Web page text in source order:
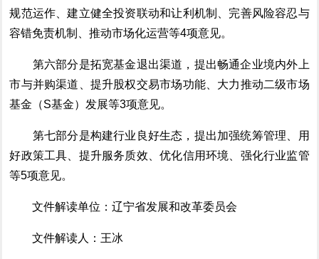
规范运作、建立健全投资联动和让利机制、完善风险容忍与
容错免责机制、推动市场化运营等4项意见。
第六部分是拓宽基金退出渠道，提出畅通企业境内外上
市与并购渠道、提升股权交易市场功能、大力推动二级市场
基金（S基金）发展等3项意见。
第七部分是构建行业良好生态，提出加强统筹管理、用
好政策工具、提升服务质效、优化信用环境、 强化行业监管
等5项意见。
文件解读单位：辽宁省发展和改革委员会
文件解读人：王冰